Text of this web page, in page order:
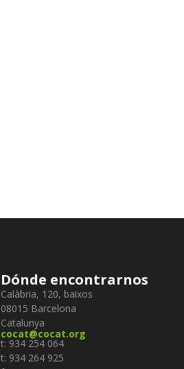
Dónde encontrarnos
Calàbria, 120, baixos
08015 Barcelona
Catalunya
cocat@cocat.org
t: 934 254 064
t: 934 264 925